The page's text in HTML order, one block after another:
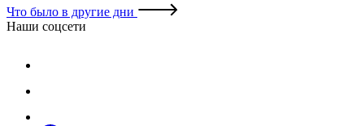
Что было в другие дни
Наши соцсети